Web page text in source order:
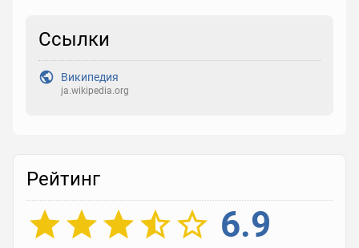
Ссылки
Википедия
ja.wikipedia.org
Рейтинг
6.9